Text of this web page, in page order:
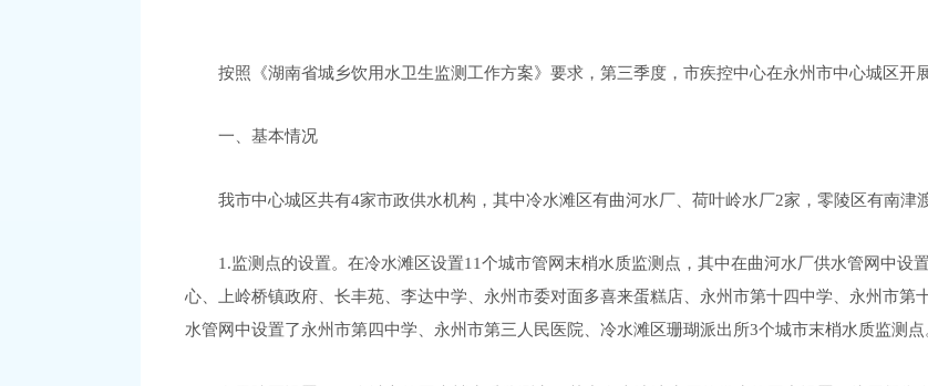
按照《湖南省城乡饮用水卫生监测工作方案》要求， 第三季度，市疾控中心在永州市中心城区开
一、基本情况
我市中心城区共有4家市政供水机构，其中冷水滩区有曲河水厂、荷叶岭水厂2家，零陵区有南津
1.监测点的设置。在冷水滩区设置11个城市管网末梢水质监测点，其中在曲河水厂供水管网中设
心 、上岭桥镇政府、长丰苑、李达中学、永州市委对面多喜来蛋糕店、永州市第十四中学、永州市第
水管网中设置了永州市第四中学、永州市第三人民医院、冷水滩区珊瑚派出所3个城市末梢水质监测点